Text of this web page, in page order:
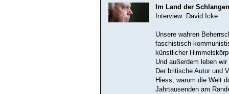
Im Land der
Interview: David Icke
Unsere wahren
faschistisch-
künstlicher
Und außerdem leben
Der britische Autor und
Hiess, warum die Welt
Jahrtausenden am